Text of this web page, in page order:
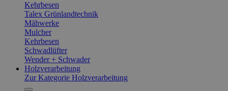
Kehrbesen
Talex Grünlandtechnik
Mähwerke
Mulcher
Kehrbesen
Schwadlüfter
Wender + Schwader
Holzverarbeitung
Zur Kategorie Holzverarbeitung